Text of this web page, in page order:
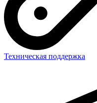
Техническая поддержка